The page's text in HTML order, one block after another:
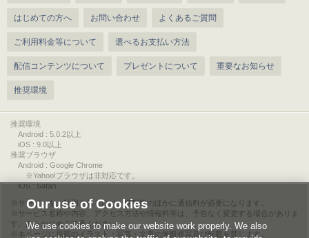
はじめての方へ お問い合わせ よくあるご質問
ご利用料金等について 選べるお支払い方法
配信コンテンツについて プレゼントについて 重要なお知らせ
推奨環境
推奨環境
Android : 5.0.2以上
iOS : 9.0以上
推奨ブラウザ
Android : Google Chrome
※Yahoo!ブラウザは非対応です。
iOS : Safari
サービスをご利用されるには、情報料のほかに通信料が必要になります。
サービス名称や内容、アクセス方法や情報料等は、予告なく変更する場合がありま
す。あらかじめご了承ください。
本ページに掲載のイラスト・写真・文章の無断複写及び転載を禁じます。
Our use of Cookies
We use cookies to make our website work properly. We also